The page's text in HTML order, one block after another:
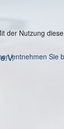
der Nutzung
entnehmen Sie